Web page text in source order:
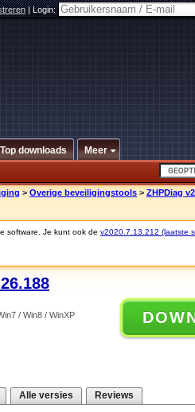
|Login:
Top downloads Meer
> Overige beveiligingstools > ZHPDiag
software. Je kunt ook de v2020.7.13.212 (laatste
/ Win8 / WinXP
Alle versies Reviews